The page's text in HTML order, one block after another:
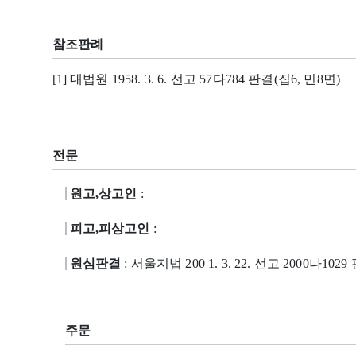
참조판례
[1] 대법원 1958. 3. 6. 선고 57다784 판결(집6, 민8면)
전문
원고,상고인 :
피고,피상고인 :
원심판결 : 서울지법 200 1. 3. 22. 선고 2000나1029
주문